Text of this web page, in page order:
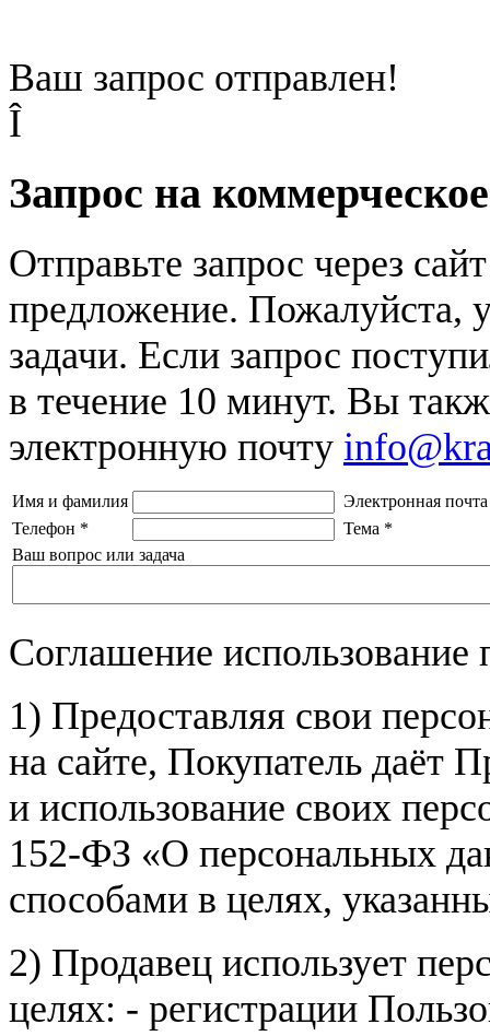
Ваш запрос отправлен!
Î
Запрос на
Отправьте запрос через
предложение. Пожалуйста,
задачи. Если запрос
в течение 10 минут. Вы
электронную почту
Имя и фамилия
Электронная почта
Телефон * Тема *
Ваш вопрос или задача
Соглашение
1) Предоставляя свои
на сайте, Покупатель даёт
и использование своих
152-ФЗ «О персональных
способами в целях,
2) Продавец использует
целях: - регистрации